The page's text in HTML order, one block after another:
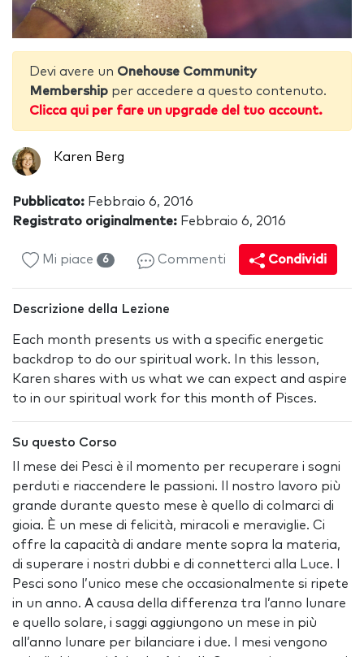
Devi avere un Onehouse Community
Membership per accedere a questo contenuto.
Clicca qui per fare un upgrade del tuo account.
Karen Berg
Pubblicato: Febbraio 6, 2016
Registrato originalmente: Febbraio 6, 2016
Mi piace 6 Commenti Condividi
Descrizione della Lezione
Each month presents us with a specific energetic
backdrop to do our spiritual work. In this lesson,
Karen shares with us what we can expect and aspire
to in our spiritual work for this month of Pisces.
Su questo Corso
Il mese dei Pesci è il momento per recuperare i sogni
perduti e riaccendere le passioni. Il nostro lavoro più
grande durante questo mese è quello di colmarci di
gioia. È un mese di felicità, miracoli e meraviglie. Ci
offre la capacità di andare mente sopra la materia,
di superare i nostri dubbi e di connetterci alla Luce. I
Pesci sono l’unico mese che occasionalmente si ripete
in un anno. A causa della differenza tra l’anno lunare
e quello solare, i saggi aggiungono un mese in più
all’anno lunare per bilanciare i due. I mesi vengono